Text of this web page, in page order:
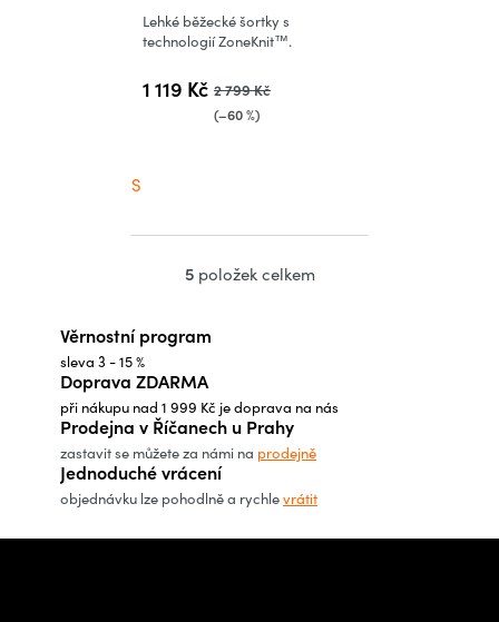
1 119 Kč 2 799 Kč
(–60 %)
Lehké běžecké šortky s
technologií ZoneKnit™.
S
O
d
a
c
í
p
r
5položek celkem
Věrnostní program
sleva 3 - 15 %
Doprava ZDARMA
při nákupu nad 1 999 Kč je doprava na nás
Prodejna v Říčanech u Prahy
zastavit se můžete za námi na prodejně
Jednoduché vrácení
objednávku lze pohodlně a rychlevrátit
Z